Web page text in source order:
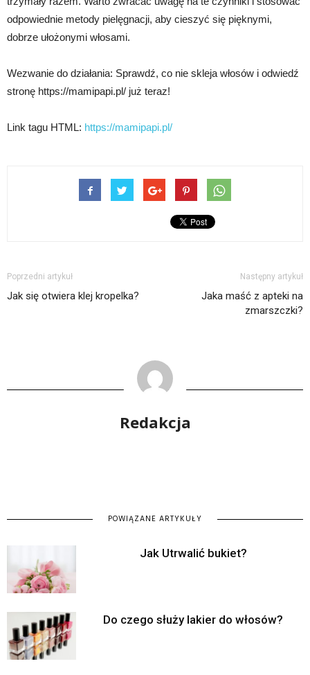
odpowiednie metody pielęgnacji, aby cieszyć się pięknymi,
dobrze ułożonymi włosami.
Wezwanie do działania: Sprawdź, co nie skleja włosów i odwiedź
stronę https://mamipapi.pl/ już teraz!
Link tagu HTML: https://mamipapi.pl/
Poprzedni artykuł
Jak się otwiera klej kropelka?
Następny artykuł
Jaka maść z apteki na
zmarszczki?
Redakcja
POWIĄZANE ARTYKUŁY
Jak Utrwalić bukiet?
Do czego służy lakier do włosów?